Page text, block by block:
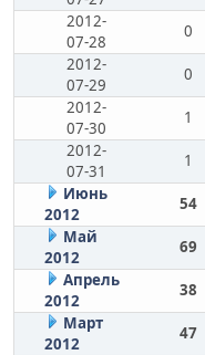
2012-
07-28
0
2012-
07-29
0
2012-
07-30
1
2012-
07-31
1
Июнь
2012
54
Май
2012
69
Апрель
2012
38
Март
2012
47